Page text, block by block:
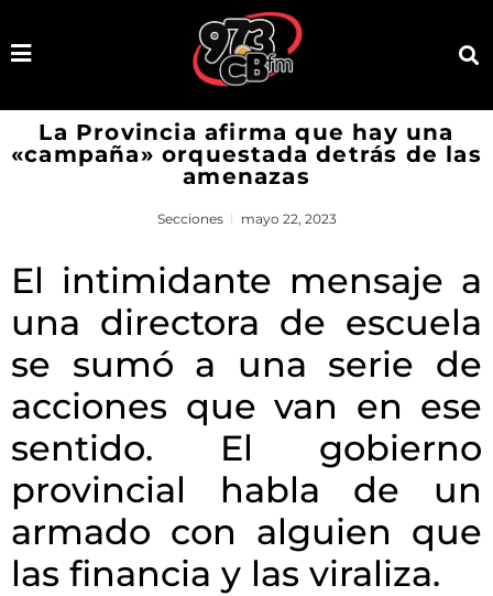
La Provincia afirma que hay una
«campaña» orquestada detrás de las
amenazas
Secciones mayo 22, 2023
El intimidante mensaje a
una directora de escuela
se sumó a una serie de
acciones que van en ese
sentido. El gobierno
provincial habla de un
armado con alguien que
las financia y las viraliza.